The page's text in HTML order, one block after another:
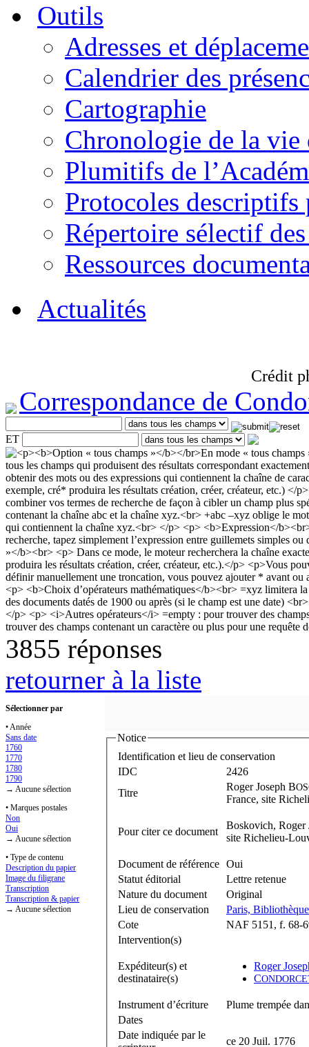
Outils
Adresses et
Calendrier des
Cartographie
Chronologie de la vie
Plumitifs de
Protocoles descriptifs
Répertoire sélectif
Ressources
Actualités
Crédit
Correspondance de
ET
3855 réponses
retourner à la liste
Sélectionner par
• Année
Sans date
1760
1770
1780
1790
→ Aucune sélection
• Marques postales
Non
Oui
→ Aucune sélection
• Type de contenu
Description du papier
Image du filigrane
Transcription
Transcription & papier
→ Aucune sélection
Notice
Identification et lieu de conservation
IDC
2426
Titre
Roger Joseph B
France, site
Pour citer ce document
Boskovich, Roger
site Richelieu-
Document de référence Oui
Statut éditorial
Lettre retenue
Nature du document
Original
Lieu de conservation
Paris,
Cote
NAF 5151, f. 68-
Intervention(s)
Expéditeur(s) et
destinataire(s)
Roger
C
Instrument d’écriture
Plume trempée
Dates
Date indiquée par le
ce 20 Juil. 1776